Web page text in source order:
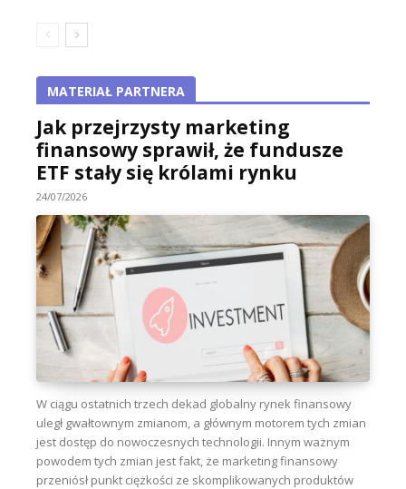
MATERIAŁ PARTNERA
Jak przejrzysty marketing
finansowy sprawił, że fundusze
ETF stały się królami rynku
24/07/2026
W ciągu ostatnich trzech dekad globalny rynek finansowy
uległ gwałtownym zmianom, a głównym motorem tych zmian
jest dostęp do nowoczesnych technologii. Innym ważnym
powodem tych zmian jest fakt, że marketing finansowy
przeniósł punkt ciężkości ze skomplikowanych produktów